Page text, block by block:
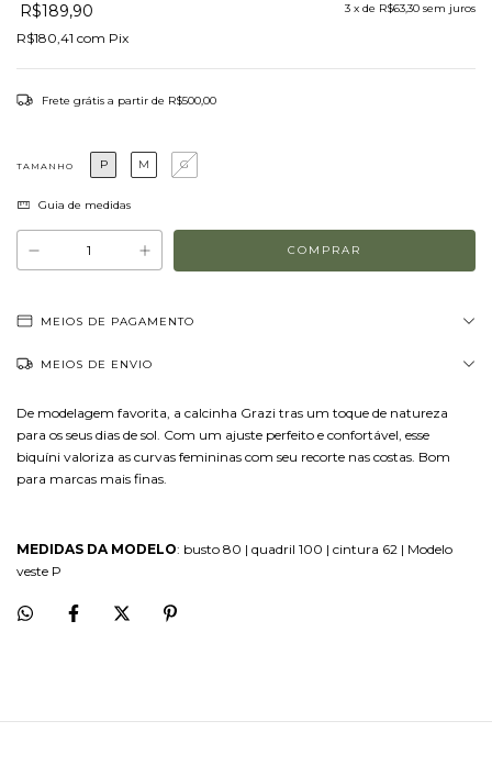
R$189,90 3 x de R$63,30 sem juros
R$180,41 com Pix
Frete grátis a partir de R$500,00
TAMANHO P M G
Guia de medidas
MEIOS DE PAGAMENTO
MEIOS DE ENVIO
De modelagem favorita, a calcinha Grazi tras um toque de natureza
para os seus dias de sol. Com um ajuste perfeito e confortável, esse
biquíni valoriza as curvas femininas com seu recorte nas costas. Bom
para marcas mais finas.
MEDIDAS DA MODELO: busto 80 | quadril 100 | cintura 62 | Modelo
veste P